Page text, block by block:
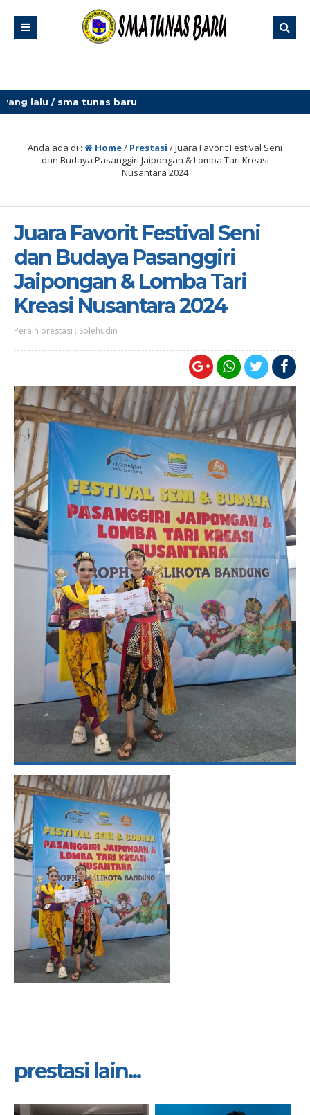
lalu/ sma tunas baru
Anda ada di : Home/ Prestasi /Juara Favorit Festival Seni
dan Budaya Pasanggiri Jaipongan & Lomba Tari Kreasi
Nusantara 2024
Juara Favorit Festival Seni
dan Budaya Pasanggiri
Jaipongan & Lomba Tari
Kreasi Nusantara 2024
Peraih prestasi : Solehudin
prestasi lain...